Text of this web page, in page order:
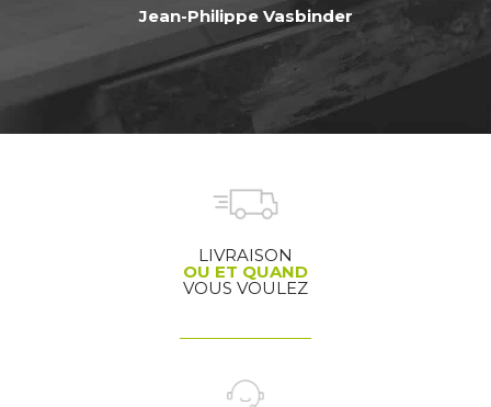
Jean-Philippe Vasbinder
LIVRAISON
OU ET QUAND
VOUS VOULEZ